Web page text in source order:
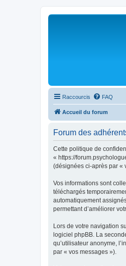
Raccourcis FAQ
Accueil du forum
Forum des
Cette politique de
« https://
(désignées ci-après par «
Vos informations sont
téléchargés
automatiquement
permettant d’améliorer
Lors de votre navigation
logiciel phpBB. La
qu’utilisateur anonyme,
par « vos messages »).